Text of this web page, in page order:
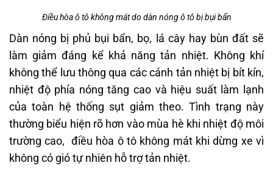
Điều hòa ô tô không mát do dàn nóng ô tô bị bụi bẩn
Dàn nóng bị phủ bụi bẩn, bọ, lá cây hay bùn đất sẽ
làm giảm đáng kể khả năng tản nhiệt. Không khí
không thể lưu thông qua các cánh tản nhiệt bị bít kín,
nhiệt độ phía nóng tăng cao và hiệu suất làm lạnh
của toàn hệ thống sụt giảm theo. Tình trạng này
thường biểu hiện rõ hơn vào mùa hè khi nhiệt độ môi
trường cao, điều hòa ô tô không mát khi dừng xe vì
không có gió tự nhiên hỗ trợ tản nhiệt.